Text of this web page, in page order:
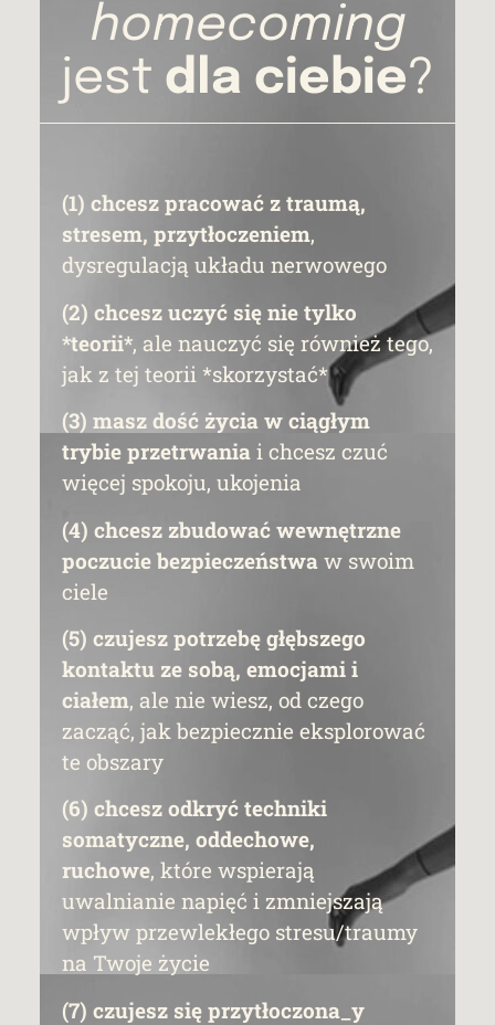
homecoming
jest dla ciebie?
(1) chcesz pracować z traumą,
stresem, przytłoczeniem,
dysregulacją układu nerwowego
(2) chcesz uczyć się nie tylko
*teorii*, ale nauczyć się również tego,
jak z tej teorii *skorzystać*
(3) masz dość życia w ciągłym
trybie przetrwania i chcesz czuć
więcej spokoju, ukojenia
(4) chcesz zbudować wewnętrzne
poczucie bezpieczeństwa w swoim
ciele
(5) czujesz potrzebę głębszego
kontaktu ze sobą, emocjami i
ciałem, ale nie wiesz, od czego
zacząć, jak bezpiecznie eksplorować
te obszary
(6) chcesz odkryć techniki
somatyczne, oddechowe,
ruchowe, które wspierają
uwalnianie napięć i zmniejszają
wpływ przewlekłego stresu/traumy
na Twoje życie
(7) czujesz się przytłoczona_y